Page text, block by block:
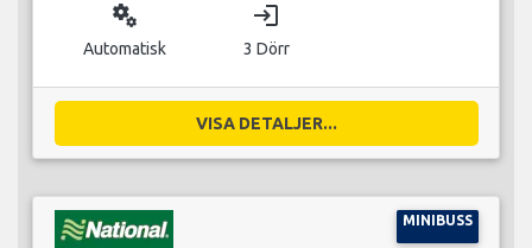
miscellaneous_services
Automatisk
login
3 Dörr
VISA DETALJER...
MINIBUSS